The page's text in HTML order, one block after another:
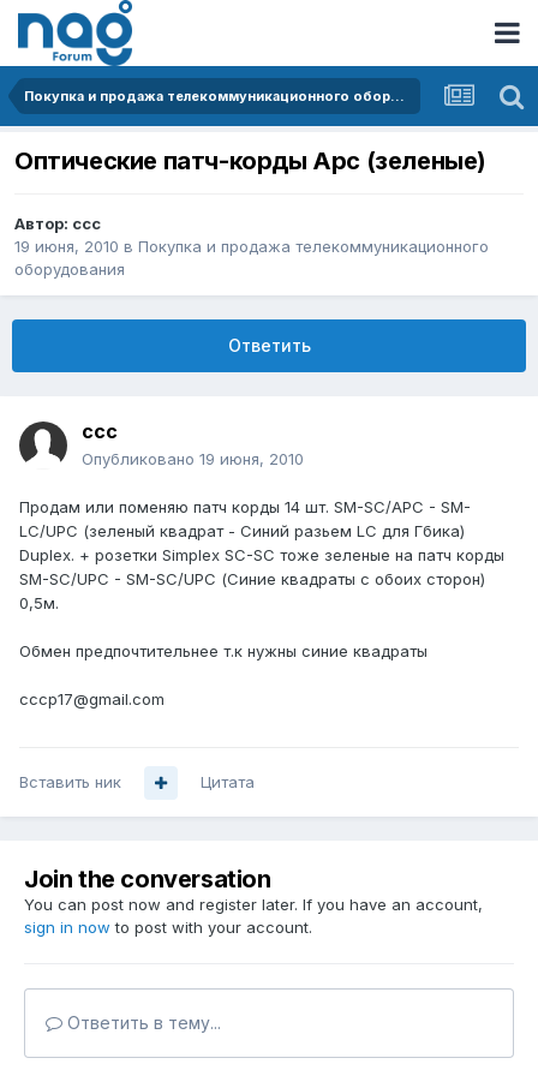
Покупка и продажа телекоммуникационного оборудования
Оптические патч-корды Apc (зеленые)
Автор: ccc
19 июня, 2010 в Покупка и продажа телекоммуникационного
оборудования
Ответить
ccc
Опубликовано 19 июня, 2010
Продам или поменяю патч корды 14 шт. SM-SC/APC - SM-
LC/UPC (зеленый квадрат - Синий разьем LC для Гбика)
Duplex. + розетки Simplex SC-SC тоже зеленые на патч корды
SM-SC/UPC - SM-SC/UPC (Синие квадраты с обоих сторон)
0,5м.
Обмен предпочтительнее т.к нужны синие квадраты
cccp17@gmail.com
Вставить ник Цитата
Join the conversation
You can post now and register later. If you have an account,
sign in now to post with your account.
Ответить в тему...